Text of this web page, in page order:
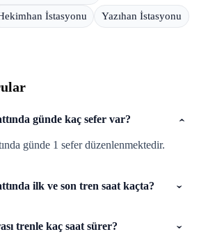
İstasyonu Yazıhan İstasyonu
günde kaç sefer var?
günde 1 sefer düzenlenmektedir.
ilk ve son tren saat kaçta?
trenle kaç saat sürer?